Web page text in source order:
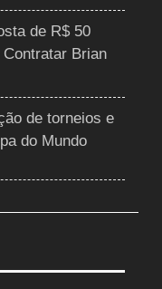
de R$ 50
Brian
de torneios e
do Mundo